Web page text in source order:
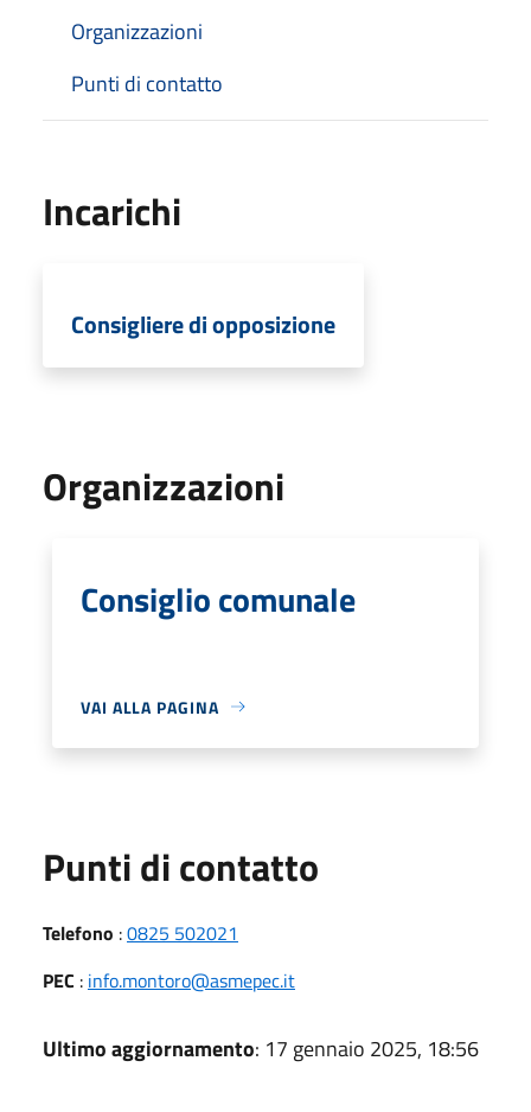
Organizzazioni
Punti di contatto
Incarichi
Consigliere di opposizione
Organizzazioni
Consiglio comunale
VAI ALLA PAGINA
Punti di contatto
Telefono :0825 502021
PEC : info.montoro@asmepec.it
Ultimo aggiornamento: 17 gennaio 2025, 18:56